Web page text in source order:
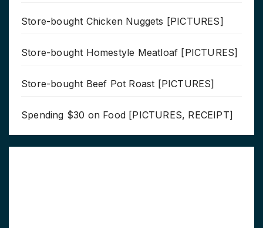
Store-bought Chicken Nuggets [PICTURES]
Store-bought Homestyle Meatloaf [PICTURES]
Store-bought Beef Pot Roast [PICTURES]
Spending $30 on Food [PICTURES, RECEIPT]